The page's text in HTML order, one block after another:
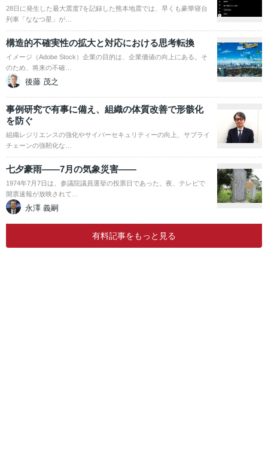
28日に発生した最大震度7を記録した熊本地震では、早くも豪華寝台
列車「ななつ星」が…
構造的不確実性の拡大と対応における思考転換
イメージ（Adobe Stock）企業の目的は、企業価値の向上にある。そ
のため、将来の不確…
後藤 茂之
事例研究で有事に備え、組織の体質改善で形骸化
を防ぐ
組織レジリエンスの強化やサイバーセキュリティーの向上、サプライ
チェーンの強靭化な…
七夕豪雨――7月の気象災害――
1974年7月7日は、参議院議員選挙の投票日であった。夜、テレビで
開票速報が放映されて…
永澤 義嗣
有料記事をもっと見る